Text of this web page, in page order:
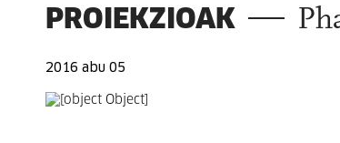
PROIEKZIOAK
2016 abu 05